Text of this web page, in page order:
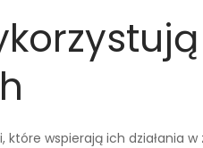
które wspierają ich działania